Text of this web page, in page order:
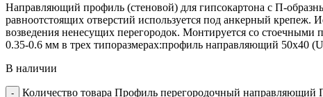
Направляющий профиль (стеновой) для гипсокартона с П-
равноотстоящих отверстий используется под анкерный крепеж.
возведения ненесущих перегородок. Монтируется со
0.35-0.6 мм в трех типоразмерах:профиль направляющий
В наличии
Количество товара Профиль перегородочный